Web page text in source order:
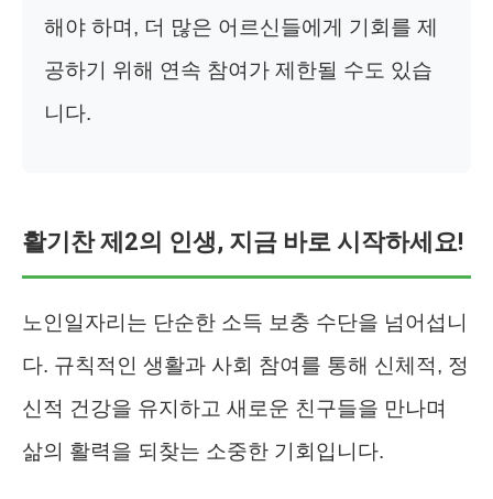
해야 하며, 더 많은 어르신들에게 기회를 제
공하기 위해 연속 참여가 제한될 수도 있습
니다.
활기찬 제2의 인생, 지금 바로 시작하세요!
노인일자리는 단순한 소득 보충 수단을 넘어섭니
다. 규칙적인 생활과 사회 참여를 통해 신체적, 정
신적 건강을 유지하고 새로운 친구들을 만나며
삶의 활력을 되찾는 소중한 기회입니다.